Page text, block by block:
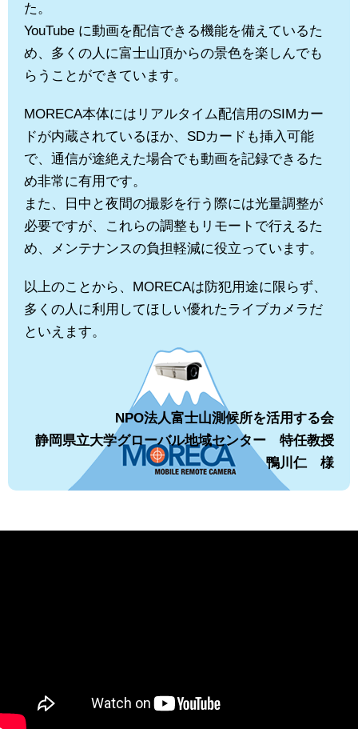
た。
YouTube に動画を配信できる機能を備えているた
め、多くの人に富士山頂からの景色を楽しんでも
らうことができています。
MORECA本体にはリアルタイム配信用のSIMカー
ドが内蔵されているほか、SDカードも挿入可能
で、通信が途絶えた場合でも動画を記録できるた
め非常に有用です。
また、日中と夜間の撮影を行う際には光量調整が
必要ですが、これらの調整もリモートで行えるた
め、メンテナンスの負担軽減に役立っています。
以上のことから、MORECAは防犯用途に限らず、
多くの人に利用してほしい優れたライブカメラだ
といえます。
NPO法人富士山測候所を活用する会
静岡県立大学グローバル地域センター 特任教授
鴨川仁 様